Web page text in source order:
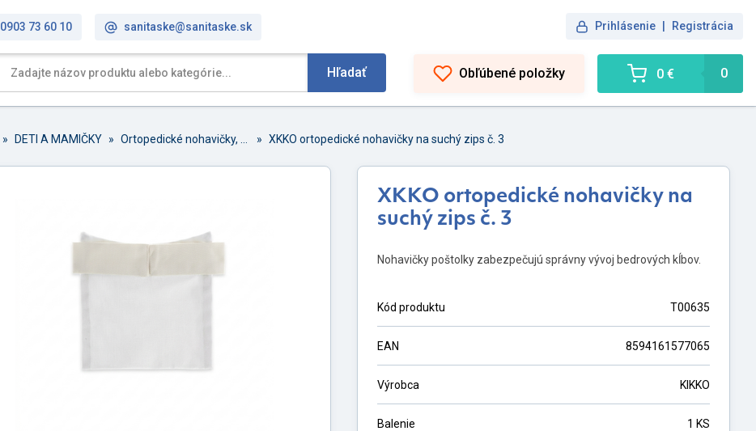
0903 73 60 10 sanitaske@sanitaske.sk
Hľadať
Prihlásenie Registrácia
Obľúbené položky 0 € 0
» DETI A MAMIČKY » » XKKO ortopedické nohavičky na suchý zips č. 3
XKKO ortopedické nohavičky na
suchý zips č. 3
Nohavičky poštolky zabezpečujú správny vývoj bedrových kĺbov.
Kód produktu T00635
EAN 8594161577065
Výrobca KIKKO
Balenie 1 KS